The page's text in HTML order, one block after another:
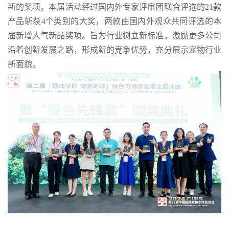
新的奖项。本届活动经过国内外专家评审团联合评选的21款
产品斩获4个类别的大奖，两款由国内外观众共同评选的本
届新增人气新品奖项。旨为行业树立新标准，激励更多公司
沿着创新发展之路，形成新的竞争优势，充分展示宠物行业
新面貌。